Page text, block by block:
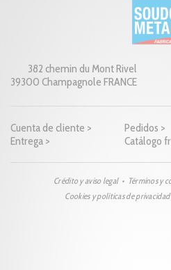
382 chemin du Mont Rivel
39300 Champagnole FRANCE
Cuenta de cliente >
Pedidos >
Entrega >
Catálogo
Crédito y aviso legal Términos y
Cookies y políticas de privacidad